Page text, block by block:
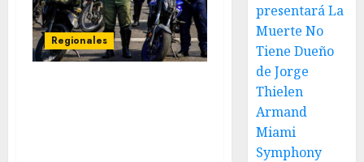
Regionales
presentará La
Muerte No
Tiene Dueño
de Jorge
Thielen
Armand
Miami
Symphony